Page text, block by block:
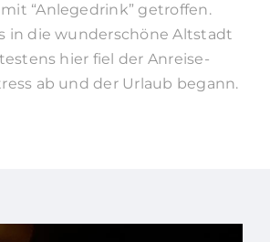
“Anlegedrink” getroffen.
in die wunderschöne Altstadt
hier fiel der Anreise-
ab und der Urlaub begann.